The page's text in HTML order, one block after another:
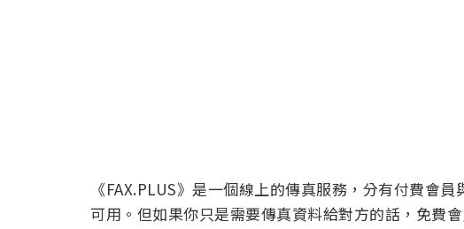
《FAX.PLUS》是一個線上的傳真服務，分有付費會
可用。但如果你只是需要傳真資料給對方的話，免費